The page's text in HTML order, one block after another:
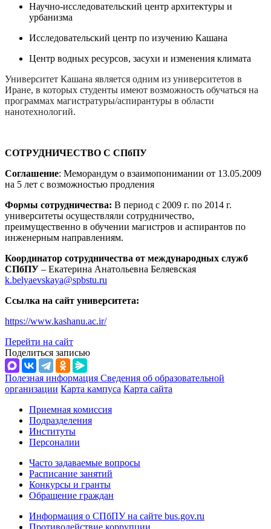
Научно-исследовательский центр архитектуры и
урбанизма
Исследовательский центр по изучению Кашана
Центр водных ресурсов, засухи и изменения климата
Университет Кашана является одним из университетов в
Иране, в которых студенты имеют возможность обучаться на
программах магистратуры/аспирантуры в области
нанотехнологий.
СОТРУДНИЧЕСТВО С СПбПУ
Соглашение: Меморандум о взаимопонимании от 13.05.2009
на 5 лет с возможностью продления
Формы сотрудничества: В период с 2009 г. по 2014 г.
университеты осуществляли сотрудничество,
преимущественно в обучении магистров и аспирантов по
инженерным направлениям.
Координатор сотрудничества от международных служб
СПбПУ – Екатерина Анатольевна Беляевская
k.belyaevskaya@spbstu.ru
Ссылка на сайт университета:
https://www.kashanu.ac.ir/
Перейти на сайт
Поделиться записью
Полезная информация Сведения об образовательной
организации Карта кампуса Карта сайта
Приемная комиссия
Подразделения
Институты
Персоналии
Часто задаваемые вопросы
Расписание занятий
Конкурсы и гранты
Обращение граждан
Информация о СПбПУ на сайте bus.gov.ru
Противодействие коррупции